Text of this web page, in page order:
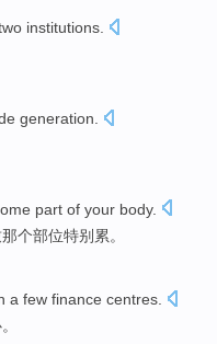
institutions
generation
part of your body.
那个部位特别累。
a few finance centres.
。